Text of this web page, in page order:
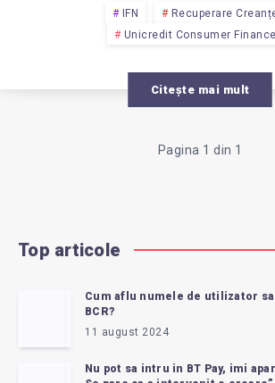
IFN
Recuperare
Unicredit Consumer Finance
Citește mai mult
Pagina 1 din 1
Top articole
Cum aflu numele de utilizator
BCR?
11 august 2024
Nu pot sa intru in BT Pay, imi